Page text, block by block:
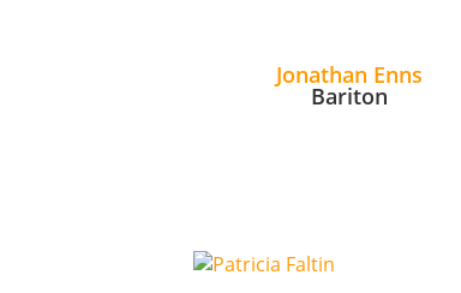
Jonathan Enns
Bariton